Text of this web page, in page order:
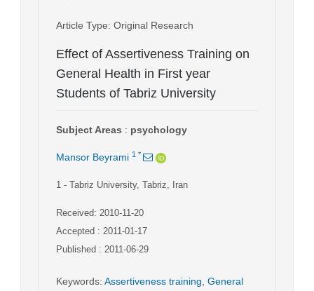
Article Type: Original Research
Effect of Assertiveness Training on
General Health in First year
Students of Tabriz University
Subject Areas : psychology
Mansor Beyrami 1 *
1 - Tabriz University, Tabriz, Iran
Received: 2010-11-20
Accepted : 2011-01-17
Published : 2011-06-29
Keywords: Assertiveness training General